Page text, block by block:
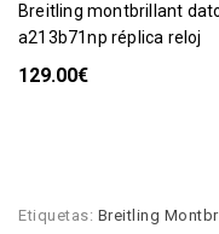
breitling montbrillant datora
a213b71np réplica reloj
129.00€
Etiquetas: Breitling